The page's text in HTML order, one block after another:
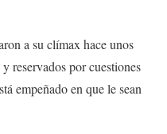
a su clímax hace unos
reservados por cuestiones
empeñado en que le sean